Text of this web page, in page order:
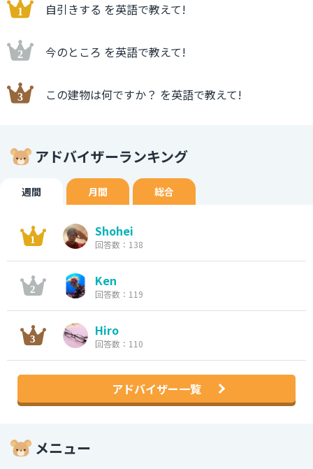
自引きする を英語で教えて!
今のところ を英語で教えて!
この建物は何ですか？ を英語で教えて!
アドバイザーランキング
週間 月間 総合
Shohei
回答数：138
Ken
回答数：119
Hiro
回答数：110
アドバイザー一覧
メニュー